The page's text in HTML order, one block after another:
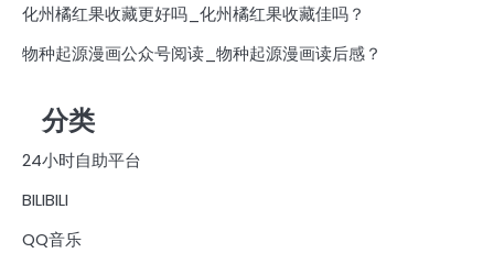
化州橘红果收藏更好吗_化州橘红果收藏佳吗？
物种起源漫画公众号阅读_物种起源漫画读后感？
分类
24小时自助平台
BILIBILI
QQ音乐